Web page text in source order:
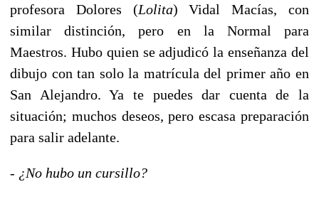
profesora Dolores (Lolita) Vidal Macías, con
similar distinción, pero en la Normal para
Maestros. Hubo quien se adjudicó la enseñanza del
dibujo con tan solo la matrícula del primer año en
San Alejandro. Ya te puedes dar cuenta de la
situación; muchos deseos, pero escasa preparación
para salir adelante.
- ¿No hubo un cursillo?